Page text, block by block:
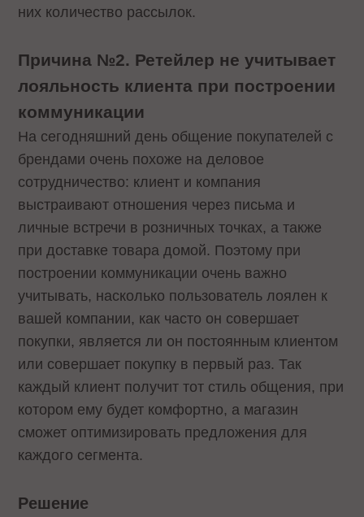
них количество рассылок.
Причина №2. Ретейлер не учитывает
лояльность клиента при построении
коммуникации
На сегодняшний день общение покупателей с
брендами очень похоже на деловое
сотрудничество: клиент и компания
выстраивают отношения через письма и
личные встречи в розничных точках, а также
при доставке товара домой. Поэтому при
построении коммуникации очень важно
учитывать, насколько пользователь лоялен к
вашей компании, как часто он совершает
покупки, является ли он постоянным клиентом
или совершает покупку в первый раз. Так
каждый клиент получит тот стиль общения, при
котором ему будет комфортно, а магазин
сможет оптимизировать предложения для
каждого сегмента.
Решение